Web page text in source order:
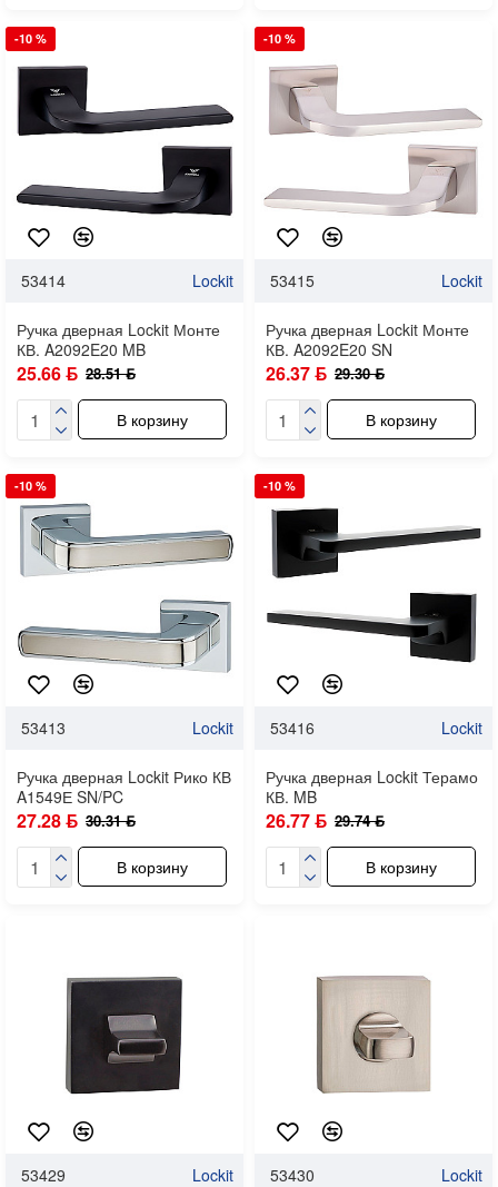
-10 %
53414 Lockit
Ручка дверная Lockit Монте
КВ. A2092E20 MB
25.66 ƃ 28.51 ƃ
В корзину
-10 %
53415 Lockit
Ручка дверная Lockit Монте
КВ. A2092E20 SN
26.37 ƃ 29.30 ƃ
В корзину
-10 %
53413 Lockit
Ручка дверная Lockit Рико КВ
A1549Е SN/PC
27.28 ƃ 30.31 ƃ
В корзину
-10 %
53416 Lockit
Ручка дверная Lockit Терамо
КВ. MB
26.77 ƃ 29.74 ƃ
В корзину
53429 Lockit 53430 Lockit